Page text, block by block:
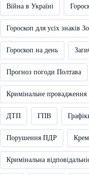
Війна в Україні
Гороскоп для усіх знаків
Гороскоп на день
Прогноз погоди Полтава
Кримінальне провадження
ДТП ГПВ
Порушення ПДР
Кримінальна